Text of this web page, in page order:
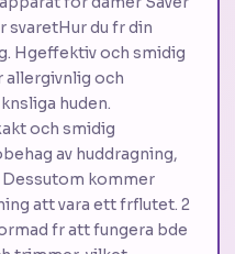
svaretHur du fr din
Hgeffektiv och smidig
allergivnlig och
huden.
och smidig
av huddragning,
kommer
att vara ett frflutet. 2
fr att fungera bde